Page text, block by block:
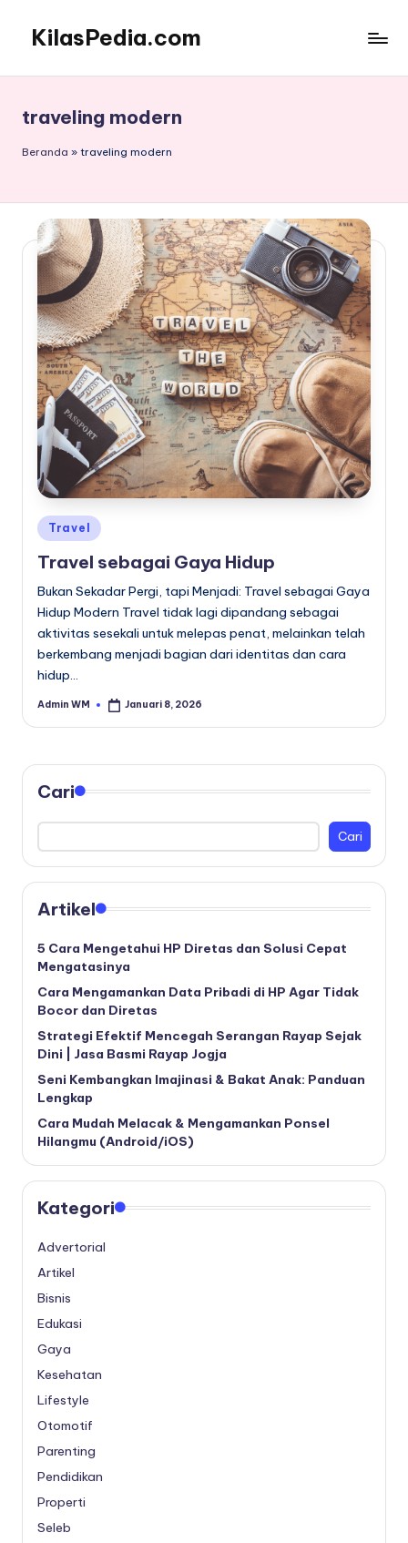
content
KilasPedia.com
Terdepan
traveling modern
Beranda » traveling modern
Posted
in
Travel
Travel sebagai Gaya Hidup
Bukan Sekadar Pergi, tapi Menjadi: Travel sebagai Gaya
Hidup Modern Travel tidak lagi dipandang sebagai
aktivitas sesekali untuk melepas penat, melainkan telah
berkembang menjadi bagian dari identitas dan cara
hidup…
Posted
Admin WM Januari 8, 2026
Cari
Cari
Artikel
5 Cara Mengetahui HP Diretas dan Solusi Cepat
Mengatasinya
Cara Mengamankan Data Pribadi di HP Agar Tidak
Bocor dan Diretas
Strategi Efektif Mencegah Serangan Rayap Sejak
Dini | Jasa Basmi Rayap Jogja
Seni Kembangkan Imajinasi & Bakat Anak: Panduan
Lengkap
Cara Mudah Melacak & Mengamankan Ponsel
Hilangmu (Android/iOS)
Kategori
Advertorial
Artikel
Bisnis
Edukasi
Gaya
Kesehatan
Lifestyle
Otomotif
Parenting
Pendidikan
Properti
Seleb